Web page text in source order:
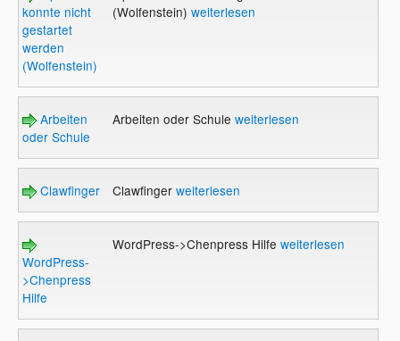
konnte nicht
gestartet
werden
(Wolfenstein)
(Wolfenstein) weiterlesen
Arbeiten
oder Schule
Arbeiten oder Schule weiterlesen
Clawfinger Clawfinger weiterlesen
WordPress-
>Chenpress
Hilfe
WordPress->Chenpress Hilfe weiterlesen